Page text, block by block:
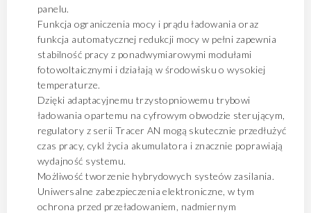
panelu.
Funkcja ograniczenia mocy i prądu ładowania oraz
funkcja automatycznej redukcji mocy w pełni zapewnia
stabilność pracy z ponadwymiarowymi modułami
fotowoltaicznymi i działają w środowisku o wysokiej
temperaturze.
Dzięki adaptacyjnemu trzystopniowemu trybowi
ładowania opartemu na cyfrowym obwodzie sterującym,
regulatory z serii Tracer AN mogą skutecznie przedłużyć
czas pracy, cykl życia akumulatora i znacznie poprawiają
wydajność systemu.
Możliwość tworzenie hybrydowych systeów zasilania.
Uniwersalne zabezpieczenia elektroniczne, w tym
ochrona przed przeładowaniem, nadmiernym